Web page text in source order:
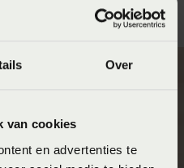
Over
van cookies
en advertenties te
gratis GAAP